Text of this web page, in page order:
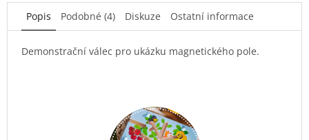
Popis Podobné (4) Diskuze Ostatní informace
Demonstrační válec pro ukázku magnetického pole.